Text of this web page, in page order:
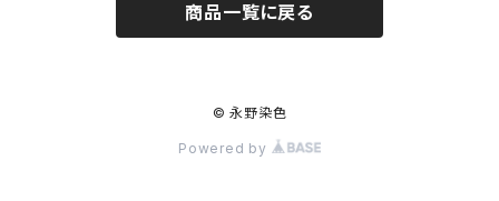
商品一覧に戻る
© 永野染色
Powered by